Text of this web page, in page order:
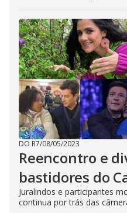
DO R7/08/05/2023
Reencontro e
bastidores do
Juralindos e participantes
continua por trás das